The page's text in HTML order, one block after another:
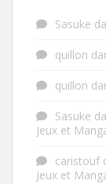
Sasuke
quillon
quillon
Sasuke
Jeux et
caristouf
Jeux et